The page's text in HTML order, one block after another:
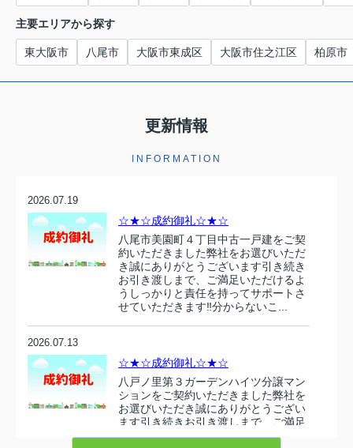
主要エリアから探す
東大阪市 八尾市 大阪市東成区 大阪市住之江区 柏原市
更新情報
INFORMATION
2026.07.19
☆★☆成約御礼☆★☆
八尾市美園町４丁目中古一戸建をご契
約いただきました弊社をお選びいただ
き誠にありがとうございます引き続き
お引き渡しまで、ご満足いただけるよ
うしっかりと責任を持ってサポートさ
せていただきます‼分からないこ...
2026.07.13
☆★☆成約御礼☆★☆
八戸ノ里第３ガーデンハイツ分譲マン
ションをご契約いただきました弊社を
お選びいただき誠にありがとうござい
ます引き続きお引き渡しまで、ご満足
いただけるようしっかりと責任を持っ